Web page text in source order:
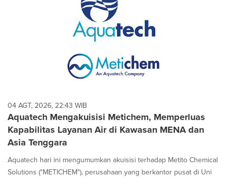
each
option
is
selected.
04 AGT, 2026, 22:43 WIB
Aquatech Mengakuisisi Metichem, Memperluas
Kapabilitas Layanan Air di Kawasan MENA dan
Asia Tenggara
Aquatech hari ini mengumumkan akuisisi terhadap Metito Chemical
Solutions ("METICHEM"), perusahaan yang berkantor pusat di Uni